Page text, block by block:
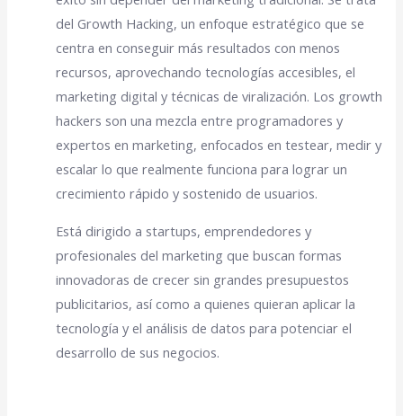
del Growth Hacking, un enfoque estratégico que se
centra en conseguir más resultados con menos
recursos, aprovechando tecnologías accesibles, el
marketing digital y técnicas de viralización. Los growth
hackers son una mezcla entre programadores y
expertos en marketing, enfocados en testear, medir y
escalar lo que realmente funciona para lograr un
crecimiento rápido y sostenido de usuarios.
Está dirigido a startups, emprendedores y
profesionales del marketing que buscan formas
innovadoras de crecer sin grandes presupuestos
publicitarios, así como a quienes quieran aplicar la
tecnología y el análisis de datos para potenciar el
desarrollo de sus negocios.